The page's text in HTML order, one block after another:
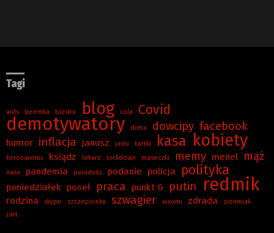
Tagi
aids beemka biedra blog cola Covid
demotywatory dieta dowcipy facebook
humor inflacja janusz jasiu kartki kasa kobiety
koronawirus ksiądz lekarz lockdown maseczki memy menel mąż
nasa pandemia paradoks podanie policja polityka
poniedziałek poseł praca punkt G putin redmik
rodzina skype szczepionka szwagier xiaomi zdrada
ziemniak
żart